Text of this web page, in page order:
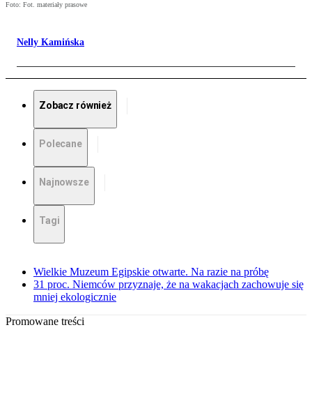
Foto: Fot. materiały prasowe
Nelly Kamińska
Zobacz również
Polecane
Najnowsze
Tagi
Wielkie Muzeum Egipskie otwarte. Na razie na próbę
31 proc. Niemców przyznaje, że na wakacjach zachowuje się
mniej ekologicznie
Promowane treści